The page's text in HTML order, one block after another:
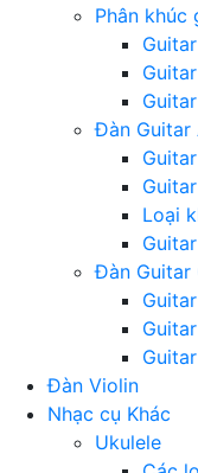
Phân khúc
Đàn Guitar
Loại
Đàn Guitar
Đàn Violin
Nhạc cụ Khác
Ukulele